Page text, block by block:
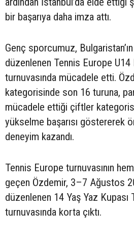
bir başarıya daha imza attı.
Genç sporcumuz,
düzenlenen Tennis Europe
turnuvasında mücadele etti.
kategorisinde son 16 turuna,
mücadele ettiği çiftler
yükselme başarısı göstererek
deneyim kazandı.
Tennis Europe turnuvasının
geçen Özdemir, 3–7 Ağustos
düzenlenen 14 Yaş Yaz Kupası
turnuvasında korta çıktı.